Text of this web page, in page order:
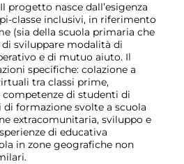
Il progetto nasce dall’esigenza
classe inclusivi, in riferimento
(sia della scuola primaria che
sviluppare modalità di
e di mutuo aiuto. Il
specifiche: colazione a
tra classi prime,
di studenti di
di formazione svolte a scuola
extracomunitaria, sviluppo e
di educativa
in zone geografiche non